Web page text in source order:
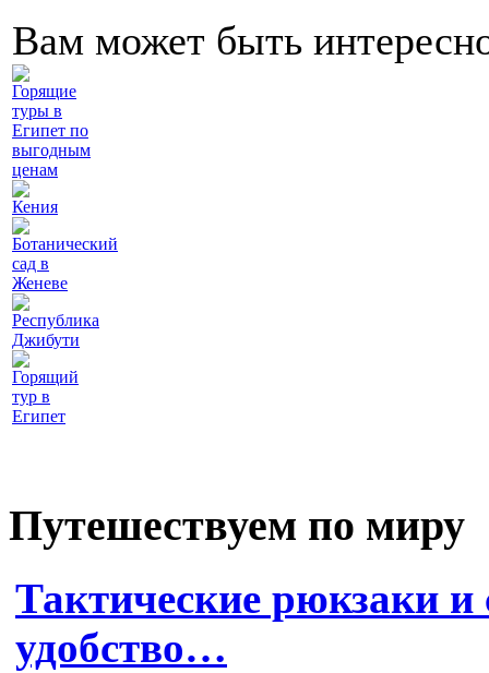
Вам может быть
Горящие
туры в
Египет по
выгодным
ценам
Кения
Ботанический
сад в
Женеве
Республика
Джибути
Горящий
тур в
Египет
Путешествуем по миру
Тактические рюкзаки
удобство…